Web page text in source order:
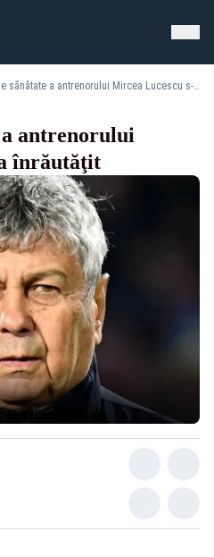
Starea de sănătate a antrenorului Mircea Lucescu s-a înrăutăţit
a antrenorului
înrăutăţit